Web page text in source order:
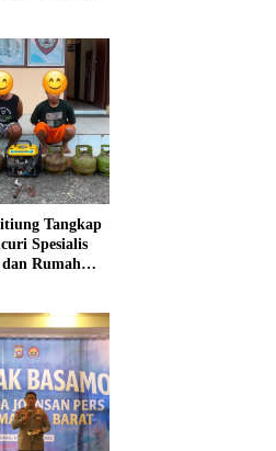
di Tanah
Tangkap
Spesialis
Rumah